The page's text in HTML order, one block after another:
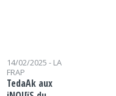
14/02/2025 - LA
FRAP
TedaAk aux